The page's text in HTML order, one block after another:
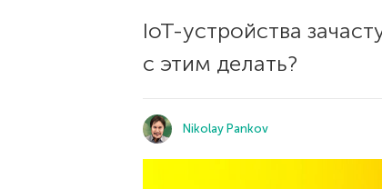
IoT-устройства
с этим делать?
Nikolay Pankov